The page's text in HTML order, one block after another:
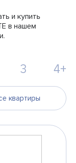
и купить
в нашем
3 4+
квартиры